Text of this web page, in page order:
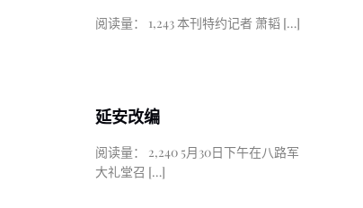
阅读量： 1,243 本刊特约记者 萧韬 […]
延安改编
阅读量： 2,240 5月30日下午在八路军
大礼堂召 […]